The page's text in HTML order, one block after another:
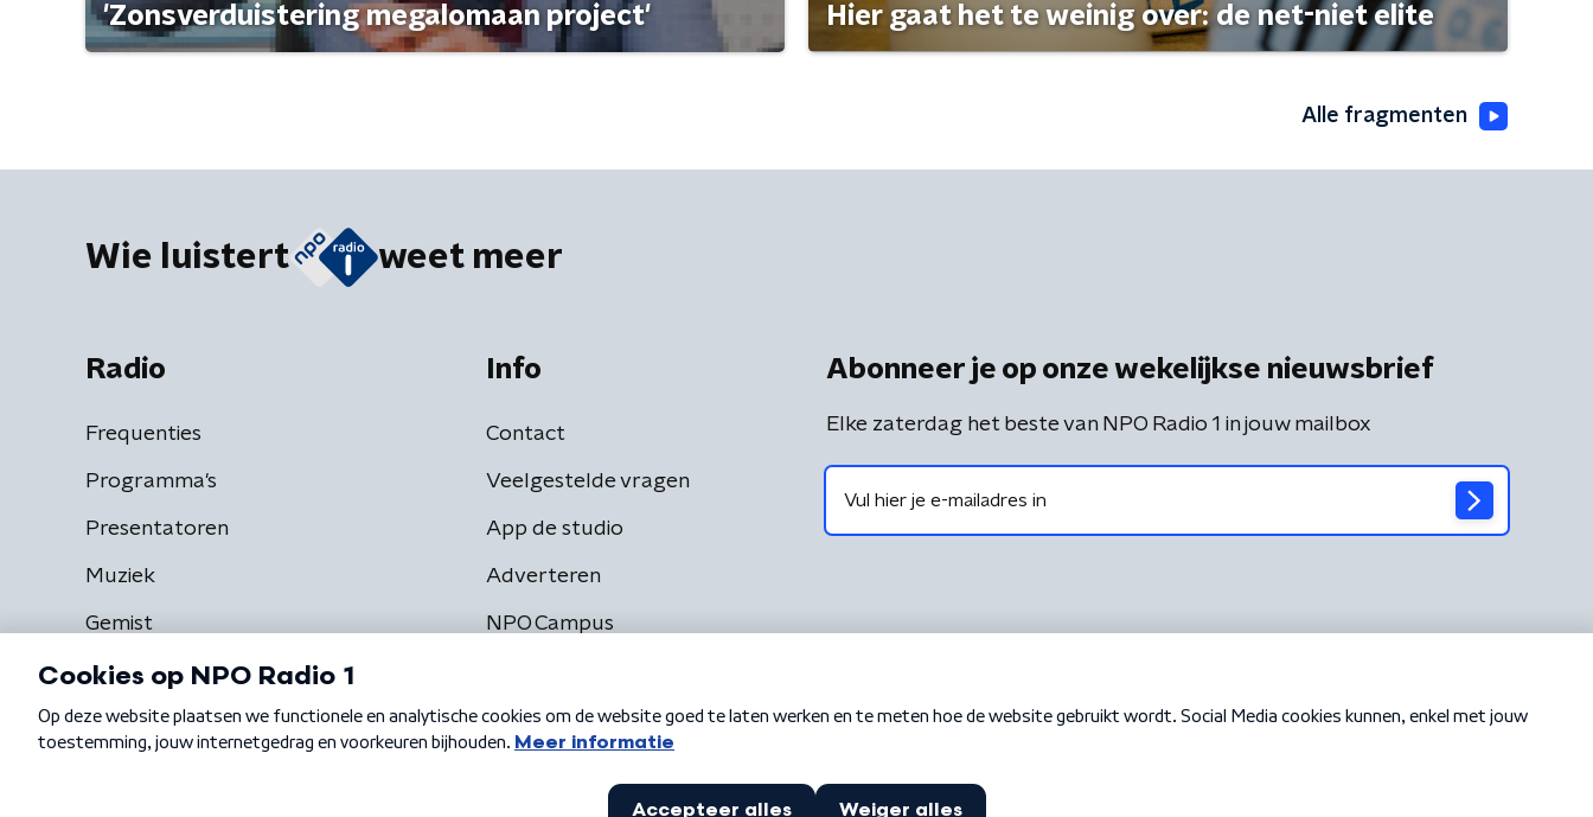
'Zonsverduistering megalomaan project' Hier gaat het te weinig over: de net-niet elite
Alle fragmenten
Wie luistert weet meer
Radio
Frequenties
Programma's
Presentatoren
Muziek
Gemist
Info
Contact
Veelgestelde vragen
App de studio
Adverteren
NPO Campus
Abonneer je op onze wekelijkse nieuwsbrief
Elke zaterdag het beste van NPO Radio 1 in jouw mailbox
Algemene voorwaarden Privacybeleid